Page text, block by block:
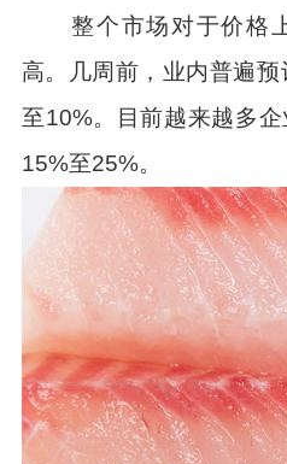
整个市场对于价格上
高。几周前，业内普遍
至10%。目前越来越多
15%至25%。